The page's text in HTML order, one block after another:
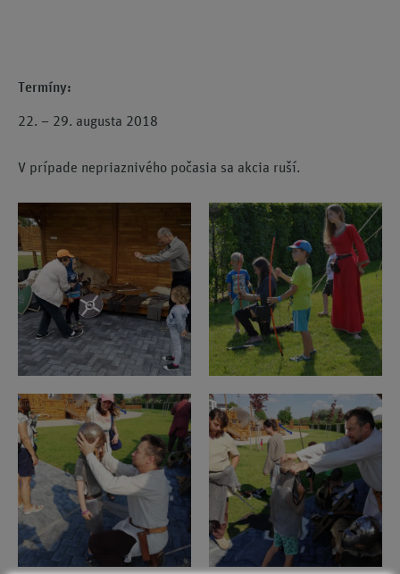
Termíny:
22. – 29. augusta 2018
V prípade nepriaznivého počasia sa akcia ruší.